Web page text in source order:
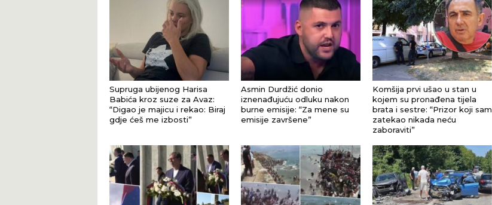
Supruga ubijenog Harisa
Babića kroz suze za Avaz:
“Digao je majicu i rekao: Biraj
gdje ćeš me izbosti”
Asmin Durdžić donio
iznenađujuću odluku nakon
burne emisije: “Za mene su
emisije završene”
Komšija prvi ušao u stan u
kojem su pronađena tijela
brata i sestre: “Prizor koji sam
zatekao nikada neću
zaboraviti”